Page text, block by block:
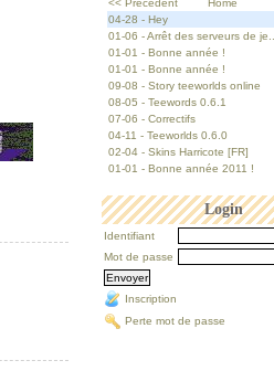
<< Précédent Home
04-28 - Hey
01-06 - Arrêt des serveurs de je...
01-01 - Bonne année !
01-01 - Bonne année !
09-08 - Story teeworlds online
08-05 - Teewords 0.6.1
07-06 - Correctifs
04-11 - Teeworlds 0.6.0
02-04 - Skins Harricote [FR]
01-01 - Bonne année 2011 !
Login
Identifiant
Mot de passe
Inscription
Perte mot de passe